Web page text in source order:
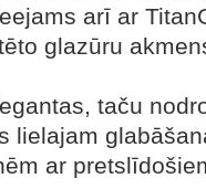
arī ar
glazūru
taču
lielajam
ar